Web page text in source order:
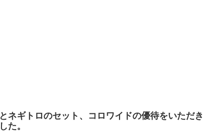
ネギトロのセット、コロワイドの優待をいただき
た。